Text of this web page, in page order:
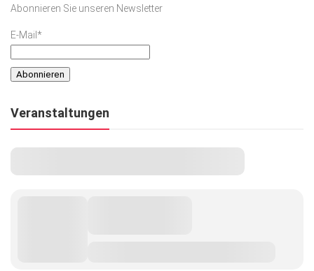
Lifestyle
Ausflug & Reise
SACHSEN IN PARIS
Abonnieren Sie unseren Newsletter
E-Mail*
Veranstaltungen